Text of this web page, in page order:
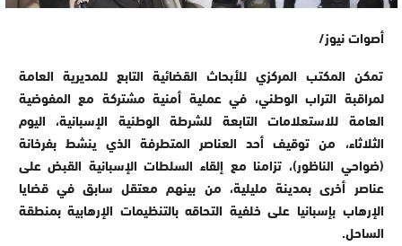
أصوات نيوز/
تمكن المكتب المركزي للأبحاث القضائية التابع للمديرية العامة
لمراقبة التراب الوطني، في عملية أمنية مشتركة مع المفوضية
العامة للاستعلامات التابعة للشرطة الوطنية الإسبانية، اليوم
الثلاثاء، من توقيف أحد العناصر المتطرفة الذي ينشط بفرخانة
(ضواحي الناظور)، تزامنا مع إلقاء السلطات الإسبانية القبض على
عناصر أخرى بمدينة مليلية، من بينهم معتقل سابق في قضايا
الإرهاب بإسبانيا على خلفية التحاقه بالتنظيمات الإرهابية بمنطقة
الساحل.